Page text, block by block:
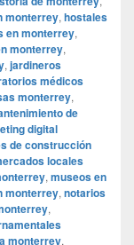
monterrey, hostales
en monterrey,
monterrey,
, jardineros
médicos
monterrey,
de
digital
de construcción
locales
, museos en
monterrey, notarios
,
monterrey,